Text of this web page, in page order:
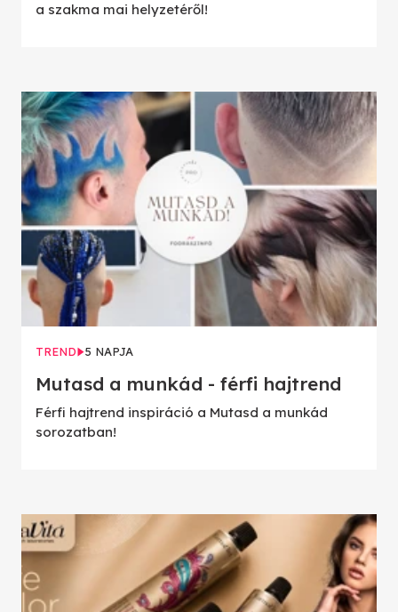
a szakma mai helyzetéről!
TREND 5 NAPJA
Mutasd a munkád - férfi hajtrend
Férfi hajtrend inspiráció a Mutasd a munkád
sorozatban!